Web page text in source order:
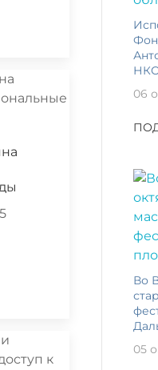
06
Во
05